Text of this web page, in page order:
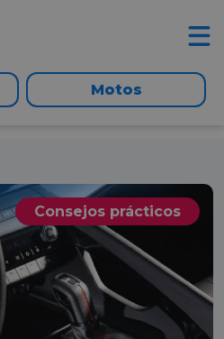
Motos
Consejos prácticos